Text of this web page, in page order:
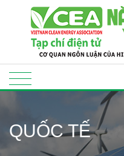
QUỐC TẾ